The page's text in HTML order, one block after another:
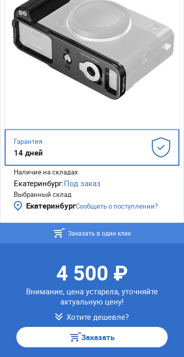
Гарантия
14 дней
Наличие на складах
Екатеринбург:Под заказ
Выбранный склад
ЕкатеринбургСообщить о поступлении?
Заказать в один клик
4 500 ₽
Внимание, цена устарела, уточняйте
актуальную цену!
Хотите дешевле?
Заказать